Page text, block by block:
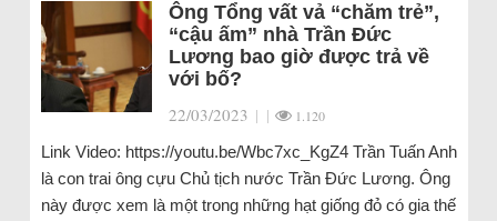
Ông Tổng vất vả “chăm trẻ”,
“cậu ấm” nhà Trần Đức
Lương bao giờ được trả về
với bố?
22/03/2023 | | 1.120
Link Video: https://youtu.be/Wbc7xc_KgZ4 Trần Tuấn Anh
là con trai ông cựu Chủ tịch nước Trần Đức Lương. Ông
này được xem là một trong những hạt giống đỏ có gia thế